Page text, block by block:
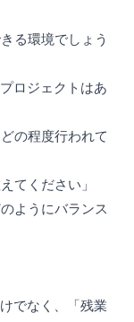
る環境でしょう
ロジェクトはあ
の程度行われて
てください」
ようにバランス
でなく、「残業